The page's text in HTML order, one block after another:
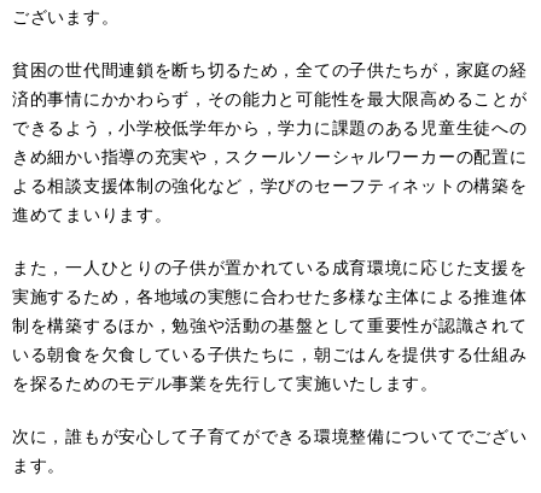
ございます。
貧困の世代間連鎖を断ち切るため，全ての子供たちが，家庭の経
済的事情にかかわらず，その能力と可能性を最大限高めることが
できるよう，小学校低学年から，学力に課題のある児童生徒への
きめ細かい指導の充実や，スクールソーシャルワーカーの配置に
よる相談支援体制の強化など，学びのセーフティネットの構築を
進めてまいります。
また，一人ひとりの子供が置かれている成育環境に応じた支援を
実施するため，各地域の実態に合わせた多様な主体による推進体
制を構築するほか，勉強や活動の基盤として重要性が認識されて
いる朝食を欠食している子供たちに，朝ごはんを提供する仕組み
を探るためのモデル事業を先行して実施いたします。
次に，誰もが安心して子育てができる環境整備についてでござい
ます。